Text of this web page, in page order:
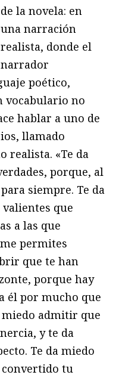
de la novela: en
una narración
realista, donde el
narrador
poético,
vocabulario no
hablar a uno de
llamado
realista. «Te da
porque, al
siempre. Te da
que
a las que
permites
que te han
porque hay
él por mucho que
admitir que
y te da
Te da miedo
convertido tu